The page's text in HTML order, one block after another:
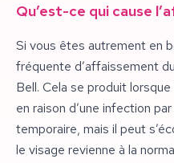
Qu’est-ce qui cause
Si vous êtes autrement en
fréquente d’affaissement
Bell. Cela se produit
en raison d’une infection
temporaire, mais il peut
le visage revienne à la